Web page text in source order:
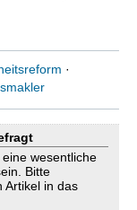
·
wesentliche
Bitte
Artikel in das